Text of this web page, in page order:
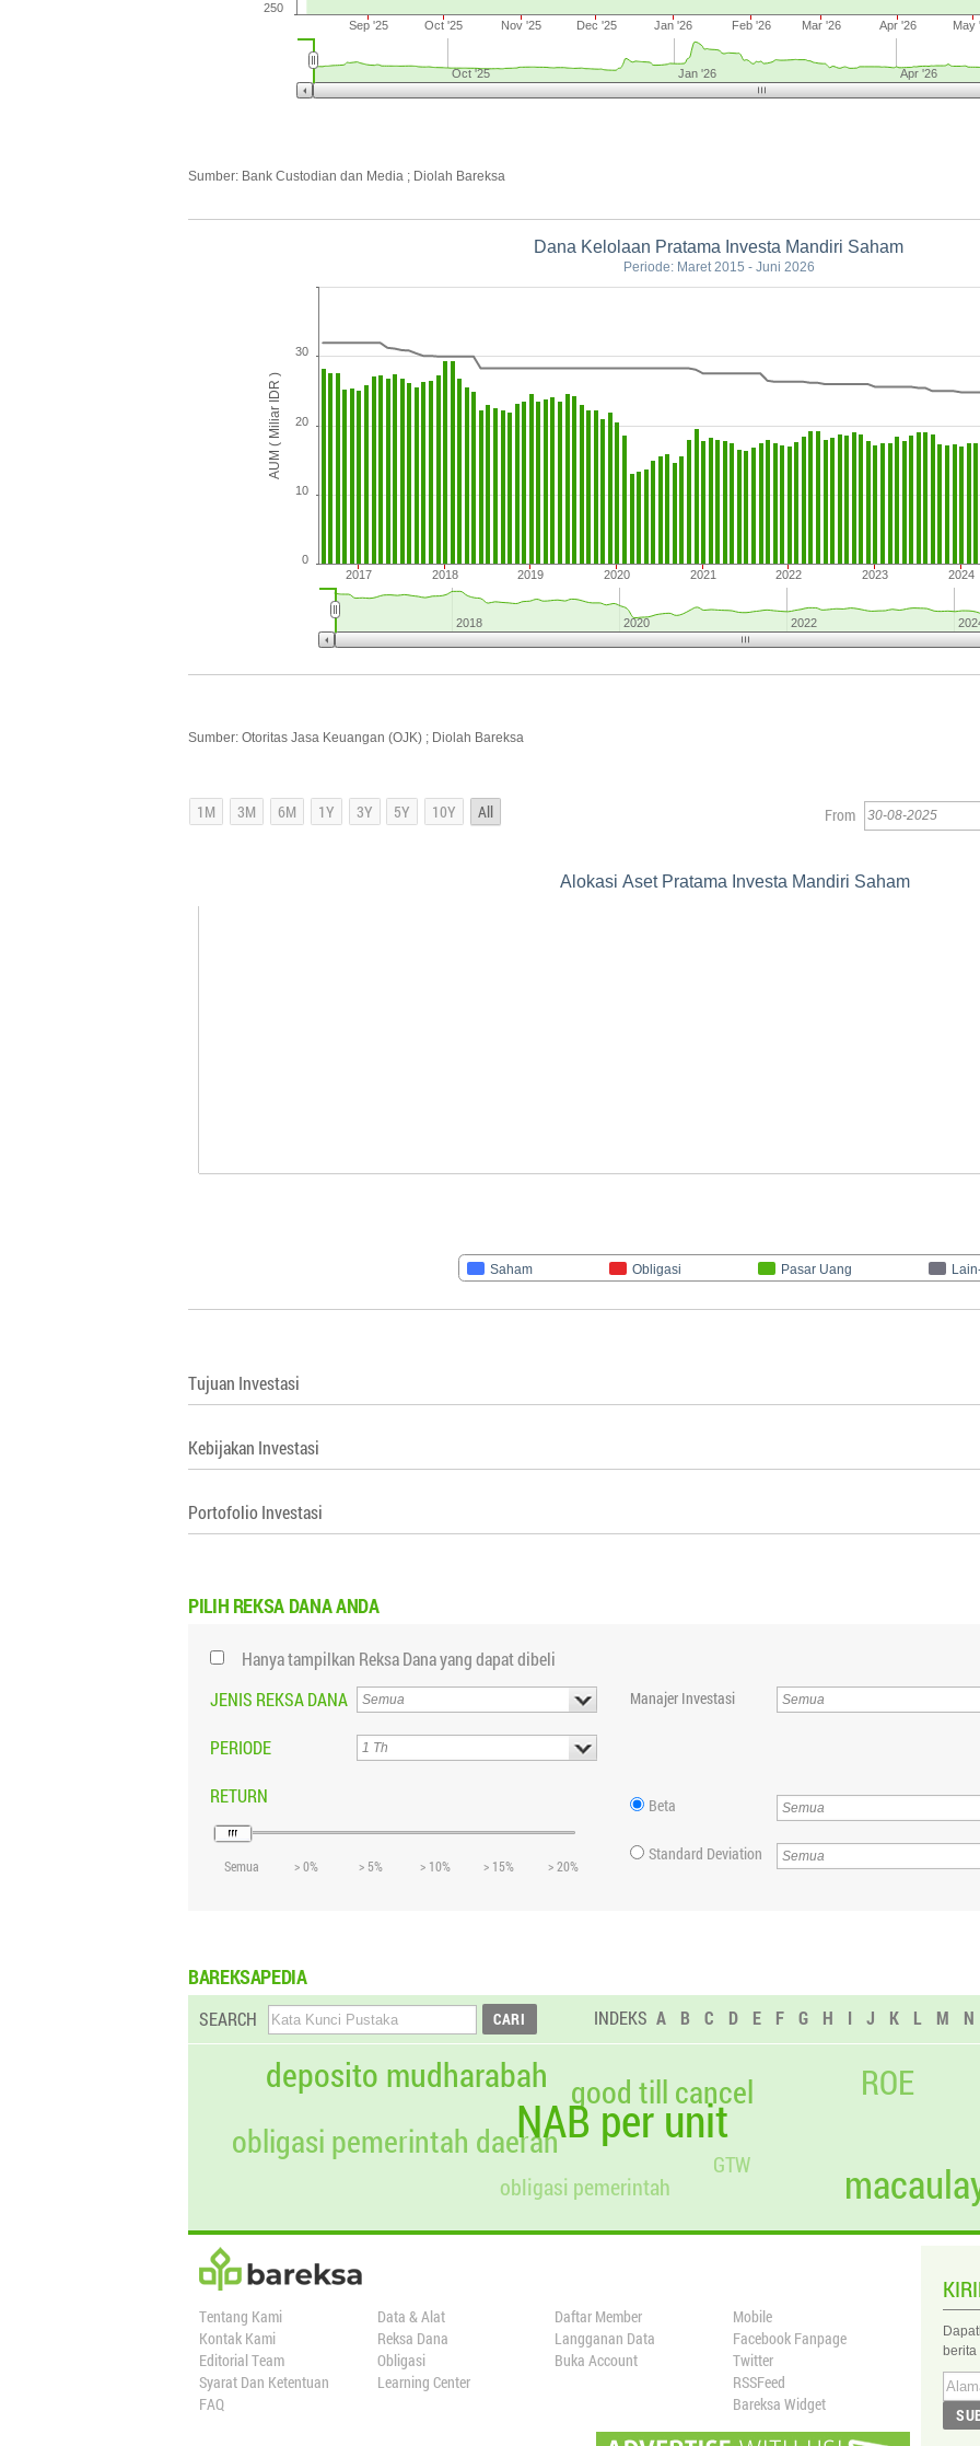
Sep '25 Oct '25 Nov '25 Dec '25 Jan '26 Feb '26 Mar '26 Apr '26 May
250
Oct '25 Jan '26 Apr '26
Sumber: Bank Custodian dan Media ; Diolah Bareksa
AUM ( Miliar IDR )
Dana Kelolaan Pratama Investa Mandiri Saham
Periode: Maret 2015 - Juni 2026
2017 2018 2019 2020 2021 2022 2023 2024
0
10
20
30
2018 2020 2022
Sumber: Otoritas Jasa Keuangan (OJK) ; Diolah Bareksa
From
Alokasi Aset Pratama Investa Mandiri Saham
Saham Obligasi Pasar Uang
Tujuan Investasi
Kebijakan Investasi
Portofolio Investasi
PILIH REKSA DANA ANDA
Hanya tampilkan Reksa Dana yang dapat dibeli
JENIS REKSA DANA
PERIODE
RETURN
Semua > 0% > 5% > 10% > 15% > 20%
Manajer Investasi
Beta
Standard Deviation
BAREKSAPEDIA
SEARCH INDEKS A B C D E F G H I J K L M N
NAB per unit
deposito mudharabah
obligasi pemerintah
obligasi pemerintah daerah
good till cancel
GTW
ROE
Tentang Kami
Kontak Kami
Editorial Team
Syarat Dan Ketentuan
FAQ
Data & Alat
Reksa Dana
Obligasi
Learning Center
Daftar Member
Langganan Data
Buka Account
Mobile
Facebook Fanpage
Twitter
RSSFeed
Bareksa Widget